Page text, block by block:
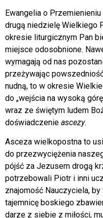
Ewangelia o
drugą niedzielę Wielkiego
okresie liturgicznym Pan
miejsce odosobnione.
wymagają od nas
przeżywając
nudną, to w okresie
do „wejścia na wysoką
wraz ze świętym ludem
doświadczenie ascezy.
Asceza wielkopostna to
do przezwyciężenia
pójść za Jezusem drogą
potrzebowali Piotr i inni
znajomość Nauczyciela,
tajemnicę boskiego
darze z siebie z miłości,